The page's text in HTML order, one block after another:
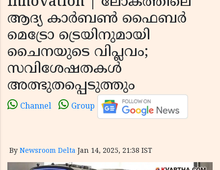
ആദ്യ കാർബൺ ഫൈബർ
മെട്രോ ട്രെയിനുമായി
ചൈനയുടെ വിപ്ലവം;
സവിശേഷതകൾ
അത്ഭുതപ്പെടുത്തും
Channel Group
By Newsroom Delta Jan 14, 2025, 21:38 IST